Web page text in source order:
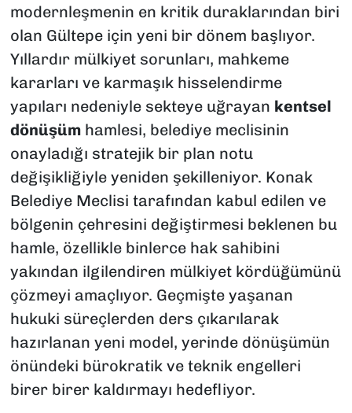
modernleşmenin en kritik duraklarından biri
olan Gültepe için yeni bir dönem başlıyor.
Yıllardır mülkiyet sorunları, mahkeme
kararları ve karmaşık hisselendirme
yapıları nedeniyle sekteye uğrayan kentsel
dönüşümhamlesi, belediye meclisinin
onayladığı stratejik bir plan notu
değişikliğiyle yeniden şekilleniyor. Konak
Belediye Meclisi tarafından kabul edilen ve
bölgenin çehresini değiştirmesi beklenen bu
hamle, özellikle binlerce hak sahibini
yakından ilgilendiren mülkiyet kördüğümünü
çözmeyi amaçlıyor. Geçmişte yaşanan
hukuki süreçlerden ders çıkarılarak
hazırlanan yeni model, yerinde dönüşümün
önündeki bürokratik ve teknik engelleri
birer birer kaldırmayı hedefliyor.